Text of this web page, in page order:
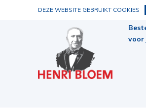
DEZE WEBSITE GEBRUIKT COOKIES
voor